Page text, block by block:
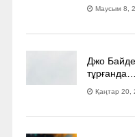
Маусым 8,
Джо
тұрғанда…
Қаңтар 20,